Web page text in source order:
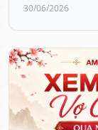
30/06/2026